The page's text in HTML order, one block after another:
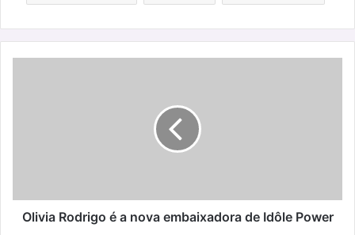
Power
Olivia Rodrigo é a nova embaixadora de Idôle Power